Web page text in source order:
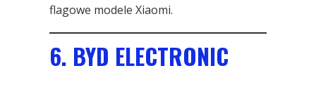
flagowe modele Xiaomi.
6. BYD ELECTRONIC